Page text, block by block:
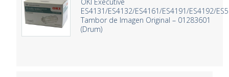
OKI Executive
ES4131/ES4132/ES4161/ES4191/ES4192/
Tambor de Imagen Original – 01283601
(Drum)